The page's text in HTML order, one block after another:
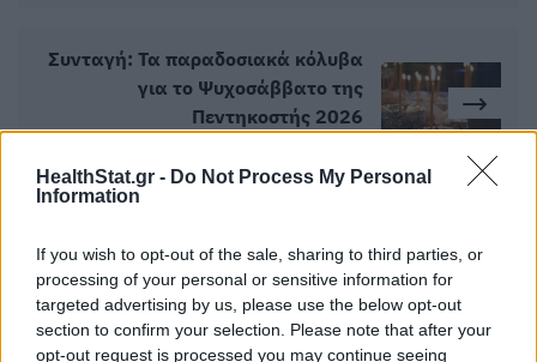
HealthStat.gr - Do Not Process My Personal
Information
If you wish to opt-out of the sale, sharing to third parties, or
processing of your personal or sensitive information for
targeted advertising by us, please use the below opt-out
section to confirm your selection. Please note that after your
opt-out request is processed you may continue seeing
Συνταγή: Τα παραδοσιακά κόλυβα
για το Ψυχοσάββατο της
Πεντηκοστής 2026
ΣΧΕΤΙΚΑ ΑΡΘΡΑ